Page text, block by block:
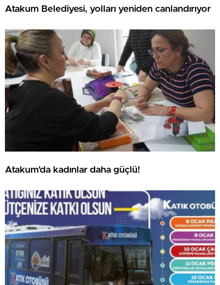
Atakum Belediyesi, yolları yeniden canlandırıyor
Atakum’da kadınlar daha güçlü!